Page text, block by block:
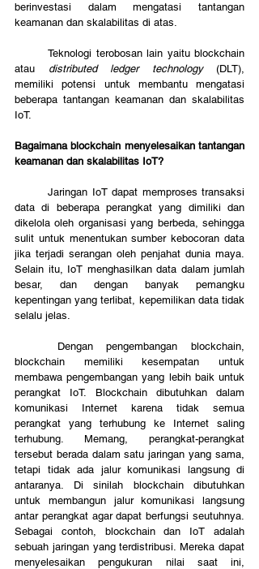
berinvestasi dalam mengatasi tantangan
keamanan dan skalabilitas di atas.
	Teknologi terobosan lain yaitu blockchain
atau distributed ledger technology (DLT),
memiliki potensi untuk membantu mengatasi
beberapa tantangan keamanan dan skalabilitas
IoT.
Bagaimana blockchain menyelesaikan tantangan
keamanan dan skalabilitas IoT?
	Jaringan IoT dapat memproses transaksi
data di beberapa perangkat yang dimiliki dan
dikelola oleh organisasi yang berbeda, sehingga
sulit untuk menentukan sumber kebocoran data
jika terjadi serangan oleh penjahat dunia maya.
Selain itu, IoT menghasilkan data dalam jumlah
besar, dan dengan banyak pemangku
kepentingan yang terlibat, kepemilikan data tidak
selalu jelas.
blockchain memiliki kesempatan untuk
membawa pengembangan yang lebih baik untuk
perangkat IoT. Blockchain dibutuhkan dalam
komunikasi Internet karena tidak semua
perangkat yang terhubung ke Internet saling
terhubung. Memang, perangkat-perangkat
tersebut berada dalam satu jaringan yang sama,
tetapi tidak ada jalur komunikasi langsung di
antaranya. Di sinilah blockchain dibutuhkan
untuk membangun jalur komunikasi langsung
antar perangkat agar dapat berfungsi seutuhnya.
Sebagai contoh, blockchain dan IoT adalah
sebuah jaringan yang terdistribusi. Mereka dapat
menyelesaikan pengukuran nilai saat ini,